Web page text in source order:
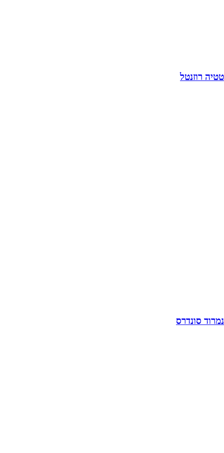
טטיה רוזנטל
נמרוד סונדרס